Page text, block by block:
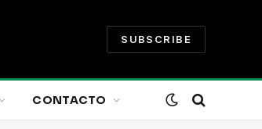
SUBSCRIBE
CONTACTO